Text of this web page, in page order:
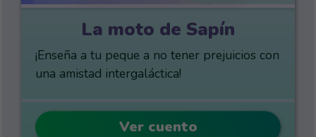
La moto de Sapín
¡Enseña a tu peque a no tener prejuicios con
una amistad intergaláctica!
Ver cuento